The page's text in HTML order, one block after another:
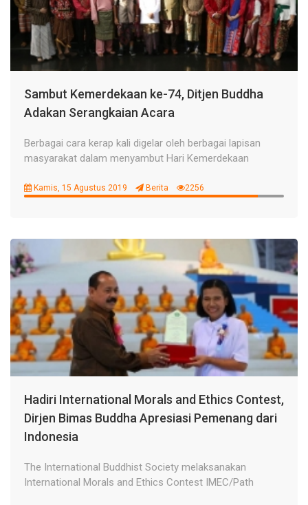
Sambut Kemerdekaan ke-74, Ditjen Buddha
Adakan Serangkaian Acara
Berbagai cara kerap kali digelar oleh berbagai lapisan
masyarakat dalam menyambut Hari Kemerdekaan
Kamis, 15 Agustus 2019 Berita 2256
Hadiri International Morals and Ethics Contest,
Dirjen Bimas Buddha Apresiasi Pemenang dari
Indonesia
The International Buddhist Society melaksanakan
International Morals and Ethics Contest IMEC/Path